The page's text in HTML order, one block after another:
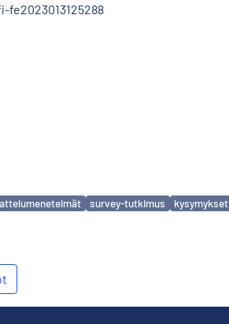
survey-tutkimus
kysymykset